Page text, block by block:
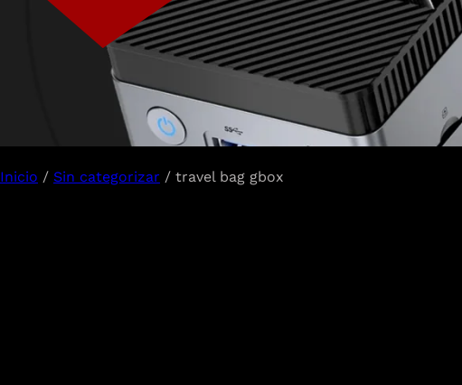
Inicio / Sin categorizar / travel bag gbox